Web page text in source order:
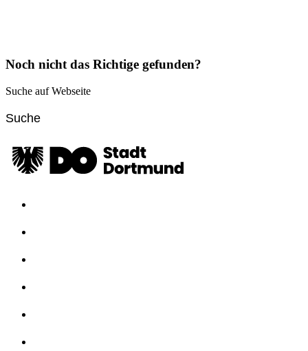
Noch nicht das Richtige gefunden?
Suche auf Webseite